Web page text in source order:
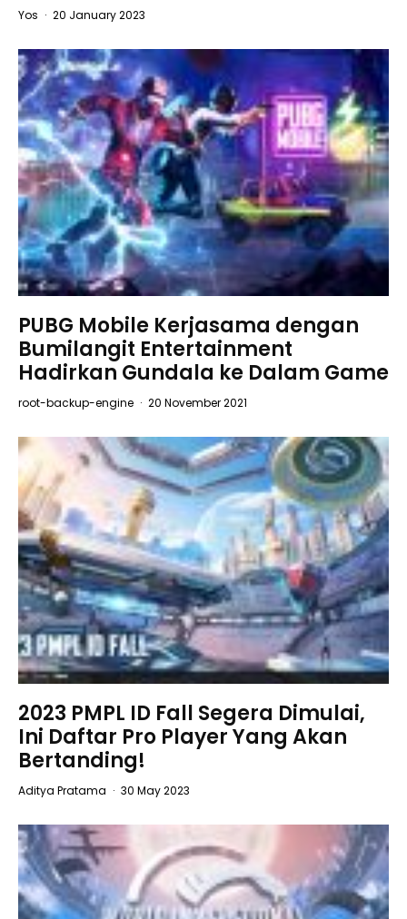
Yos · 20 January 2023
PUBG Mobile Kerjasama dengan
Bumilangit Entertainment
Hadirkan Gundala ke Dalam Game
root-backup-engine · 20 November 2021
2023 PMPL ID Fall Segera Dimulai,
Ini Daftar Pro Player Yang Akan
Bertanding!
Aditya Pratama · 30 May 2023